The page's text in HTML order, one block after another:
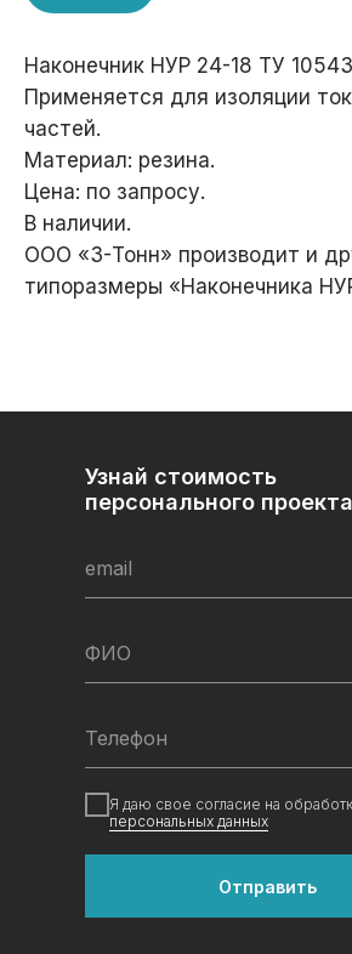
Наконечник НУР 24-18 ТУ
Применяется для изоляции
частей.
Материал: резина.
Цена: по запросу.
В наличии.
ООО «3-Тонн» производит и
типоразмеры «Наконечника
Узнай стоимость
персонального проекта
email
ФИО
Телефон
Я даю свое согласие на
персональных данных
Отправить